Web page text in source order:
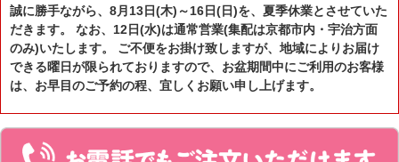
誠に勝手ながら、8月13日(木)～16日(日)を、夏季休業とさせていた
だきます。 なお、12日(水)は通常営業(集配は京都市内・宇治方面
のみ)いたします。 ご不便をお掛け致しますが、地域によりお届け
できる曜日が限られておりますので、お盆期間中にご利用のお客様
は、お早目のご予約の程、宜しくお願い申し上げます。